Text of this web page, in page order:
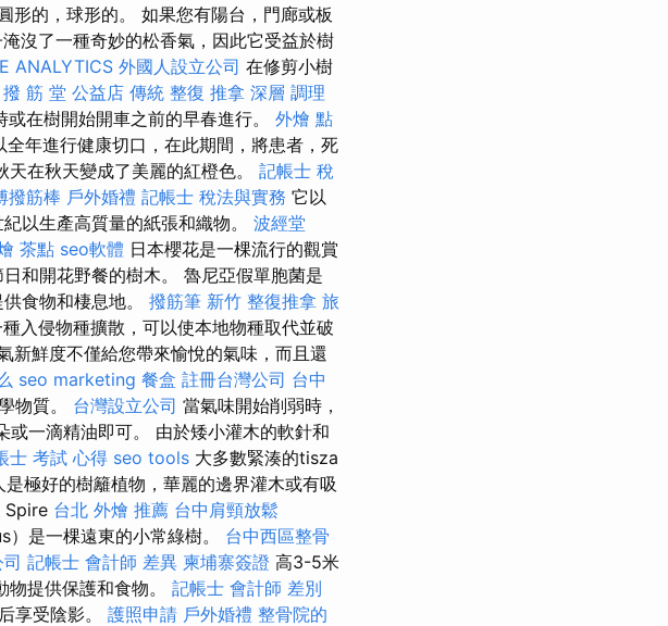
形的，球形的。 如果您有陽台，門廊或板
沒了一種奇妙的松香氣，因此它受益於樹
ANALYTICS 外國人設立公司 在修剪小樹
筋 堂 公益店 傳統 整復 推拿 深層 調理
在樹開始開車之前的早春進行。 外燴 點
全年進行健康切口，在此期間，將患者，死
在秋天變成了美麗的紅橙色。 記帳士 稅
撥筋棒 戶外婚禮 記帳士 稅法與實務 它以
以生產高質量的紙張和織物。 波經堂
茶點 seo軟體 日本櫻花是一棵流行的觀賞
和開花野餐的樹木。 魯尼亞假單胞菌是
食物和棲息地。 撥筋筆 新竹 整復推拿 旅
入侵物種擴散，可以使本地物種取代並破
新鮮度不僅給您帶來愉悅的氣味，而且還
seo marketing 餐盒 註冊台灣公司 台中
物質。 台灣設立公司 當氣味開始削弱時，
或一滴精油即可。 由於矮小灌木的軟針和
士 考試 心得 seo tools 大多數緊湊的tisza
極好的樹籬植物，華麗的邊界灌木或有吸
Spire 台北 外燴 推薦 台中肩頸放鬆
）是一棵遠東的小常綠樹。 台中西區整骨
記帳士 會計師 差異 柬埔寨簽證 高3-5米
提供保護和食物。 記帳士 會計師 差別
享受陰影。 護照申請 戶外婚禮 整骨院的